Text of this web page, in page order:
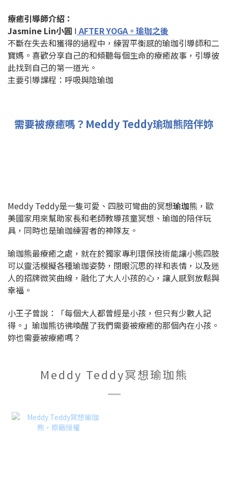
療癒引導師介紹：
Jasmine Lin小圓 I AFTER YOGA。瑜珈之後
不斷在失去和獲得的過程中，練習平衡感的瑜珈引導師和二
寶媽。喜歡分享自己的和傾聽每個生命的療癒故事，引導彼
此找到自己的第一道光。
主要引導課程：呼吸與陰瑜珈
需要被療癒嗎？Meddy Teddy瑜珈熊陪伴妳
Meddy Teddy是⼀隻可愛、四肢可彎曲的冥想瑜珈熊，歐
美國家用來幫助家長和老師教導孩童冥想、瑜珈的陪伴玩
具，同時也是瑜珈練習者的神隊友。
瑜珈熊最療癒之處，就在於獨家專利環保技術能讓⼩熊四肢
可以靈活模擬各種瑜珈姿勢，閉眼沉思的祥和表情，以及迷
⼈的招牌微笑曲線，融化了⼤⼈⼩孩的⼼，讓人感到放鬆與
幸福。
小王子曾說：「每個大人都曾經是小孩，但只有少數人記
得。 」 瑜珈熊彷彿喚醒了我們需要被療癒的那個內在小孩。
妳也需要被療癒嗎？
Meddy Teddy冥想瑜珈熊